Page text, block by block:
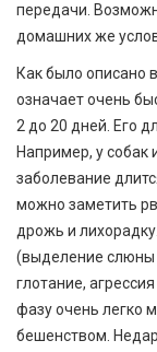
передачи.
домашних же
Как было описано
означает очень
2 до 20 дней. Его
Например, у собак
заболевание
можно заметить
дрожь и
(выделение слюны
глотание,
фазу очень легко
бешенством.